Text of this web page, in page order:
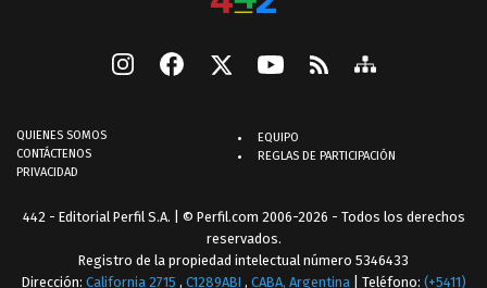
QUIENES SOMOS
CONTÁCTENOS
PRIVACIDAD
EQUIPO
REGLAS DE PARTICIPACIÓN
442 - Editorial Perfil S.A. | © Perfil.com 2006-2026 - Todos los derechos
reservados.
Registro de la propiedad intelectual número 5346433
Dirección: California 2715 , C1289ABI , CABA, Argentina | Teléfono: (+5411)